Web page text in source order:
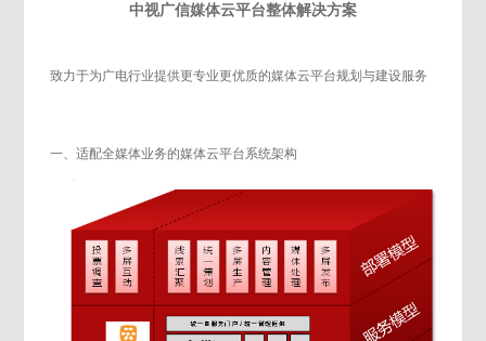
中视广信媒体云平台整体解决方案
致力于为广电行业提供更专业更优质的媒体云平台规划与建设服务
一、适配全媒体业务的媒体云平台系统架构